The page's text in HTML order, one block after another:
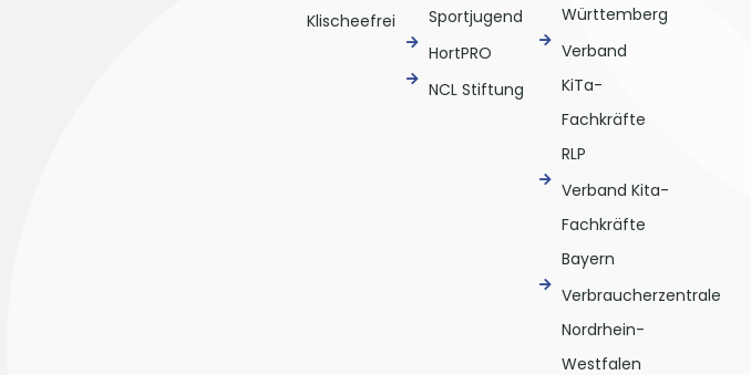
Klischeefrei
Sportjugend
HortPRO
NCL Stiftung
Württemberg
Verband
KiTa-
Fachkräfte
RLP
Verband Kita-
Fachkräfte
Bayern
Verbraucherzentrale
Nordrhein-
Westfalen